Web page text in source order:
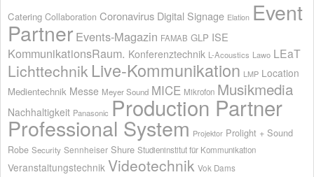
Catering Collaboration Coronavirus Digital Signage Elation Event
Partner Events-Magazin FAMAB GLP ISE
KommunikationsRaum. Konferenztechnik L-Acoustics Lawo LEaT
Lichttechnik Live-Kommunikation LMP Location
Medientechnik Messe Meyer Sound MICE Mikrofon Musikmedia
Nachhaltigkeit Panasonic Production Partner
Professional System Projektor Prolight + Sound
Robe Security Sennheiser Shure Studieninstitut für Kommunikation
Veranstaltungstechnik Videotechnik Vok Dams